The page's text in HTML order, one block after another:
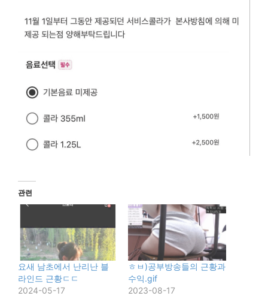
관련
요새 남초에서 난리난 블
라인드 근황ㄷㄷ
2024-05-17
ㅎㅂ)공부방송들의 근황과
수익.gif
2023-08-17